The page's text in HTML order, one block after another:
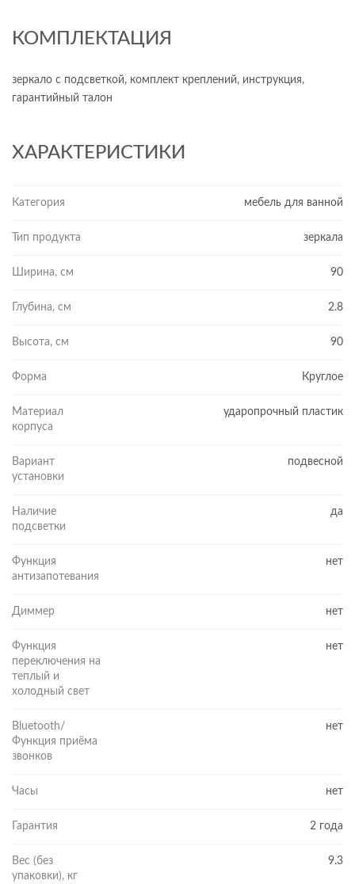
КОМПЛЕКТАЦИЯ
зеркало с подсветкой, комплект креплений, инструкция,
гарантийный талон
ХАРАКТЕРИСТИКИ
Категория мебель для ванной
Тип продукта зеркала
Ширина, см 90
Глубина, см 2.8
Высота, см 90
Форма Круглое
Материал
корпуса
ударопрочный пластик
Вариант
установки
подвесной
Наличие
подсветки
да
Функция
антизапотевания
нет
Диммер нет
Функция
переключения на
теплый и
холодный cвет
нет
Bluetooth/
Функция приёма
звонков
нет
Часы нет
Гарантия 2 года
Вес (без
упаковки), кг
9.3